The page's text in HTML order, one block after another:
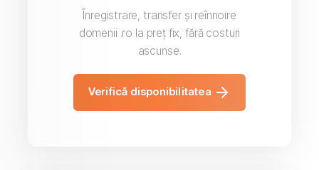
Înregistrare, transfer și reînnoire
domenii .ro la preț fix, fără costuri
ascunse.
Verifică disponibilitatea